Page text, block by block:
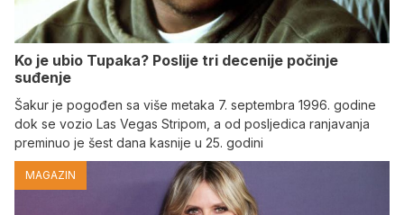
Ko je ubio Tupaka? Poslije tri decenije počinje
suđenje
Šakur je pogođen sa više metaka 7. septembra 1996. godine
dok se vozio Las Vegas Stripom, a od posljedica ranjavanja
preminuo je šest dana kasnije u 25. godini
MAGAZIN